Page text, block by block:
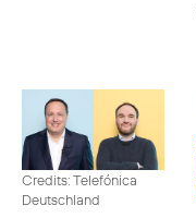
Credits: Telefónica
Deutschland